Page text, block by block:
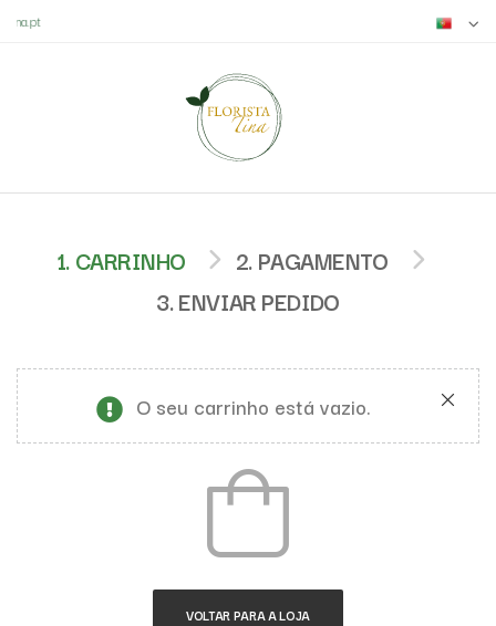
1. CARRINHO
2. PAGAMENTO
3. ENVIAR PEDIDO
O seu carrinho está vazio.
VOLTAR PARA A LOJA